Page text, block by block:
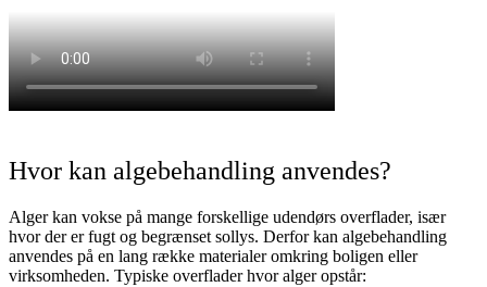
Hvor kan algebehandling anvendes?
Alger kan vokse på mange forskellige udendørs overflader, især
hvor der er fugt og begrænset sollys. Derfor kan algebehandling
anvendes på en lang række materialer omkring boligen eller
virksomheden. Typiske overflader hvor alger opstår: